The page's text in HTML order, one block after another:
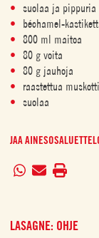
suolaa ja pippuria
béchamel-
800 ml maitoa
80 g voita
80 g jauhoja
raastettua
suolaa
JAA
LASAGNE: OHJE